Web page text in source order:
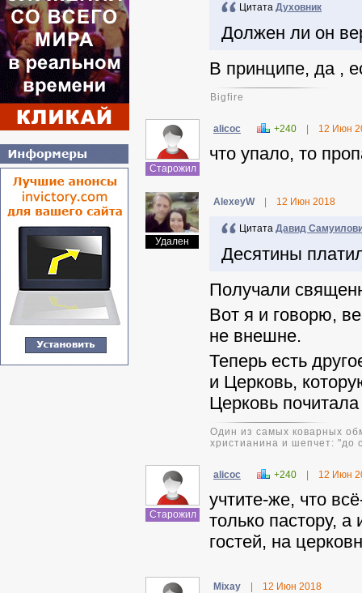
Цитата Духовник
Должен ли он
В принципе, да ,
Bigfire
Старожил
alicoc +240 12 Июн
что упало, то
Удален
AlexeyW 12 Июн 2018
Цитата Давид
Десятины
Получали
Вот я и говорю,
не внешне.
Теперь есть
и Церковь,
Церковь
Один из самых коварных
христианина и шепчет: "до
Старожил
alicoc +240 12 Июн
учтите-же, что
только пастору,
гостей, на
Mixay 12 Июн 2018